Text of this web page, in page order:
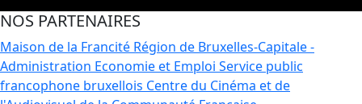
NOS PARTENAIRES
Maison de la Francité Région de Bruxelles-Capitale -
Administration Economie et Emploi Service public
francophone bruxellois Centre du Cinéma et de